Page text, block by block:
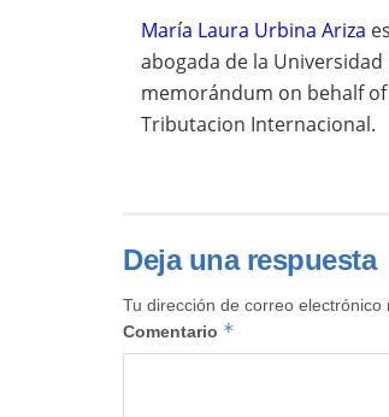
María Laura Urbina Ariza
abogada de la
memorándum on behalf
Tributacion Internacional.
Deja una respuesta
Tu dirección de correo electrónico
Comentario *